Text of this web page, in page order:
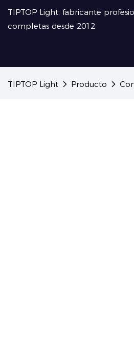
TIPTOP Light: fabricante
completas desde 2012
TIPTOP Light Producto